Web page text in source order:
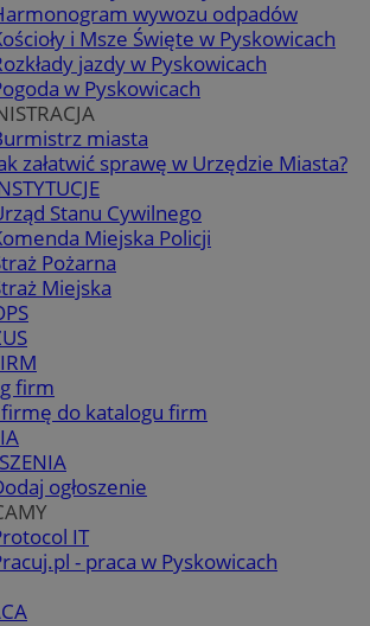
wywozu odpadów
i Msze Święte w Pyskowicach
jazdy w Pyskowicach
w Pyskowicach
miasta
załatwić sprawę w Urzędzie Miasta?
Stanu Cywilnego
Miejska Policji
Pożarna
Miejska
firm
do katalogu firm
ogłoszenie
IT
- praca w Pyskowicach